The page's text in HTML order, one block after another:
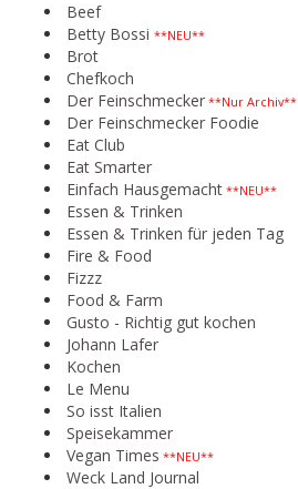
Beef
Betty Bossi **NEU**
Brot
Chefkoch
Der Feinschmecker **Nur Archiv**
Der Feinschmecker Foodie
Eat Club
Eat Smarter
Einfach Hausgemacht **NEU**
Essen & Trinken
Essen & Trinken für jeden Tag
Fire & Food
Fizzz
Food & Farm
Gusto - Richtig gut kochen
Johann Lafer
Kochen
Le Menu
So isst Italien
Speisekammer
Vegan Times **NEU**
Weck Land Journal